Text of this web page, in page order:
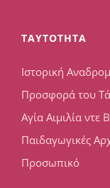
TAYTOTHTA
Ιστορική
Προσφορά του
Αγία Αιμιλία ντε
Παιδαγωγικές
Προσωπικό